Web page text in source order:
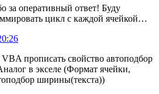
за оперативный ответ! Буду
цикл с каждой ячейкой…
прописать свойство автоподбор
в экселе (Формат ячейки,
ширины(текста))